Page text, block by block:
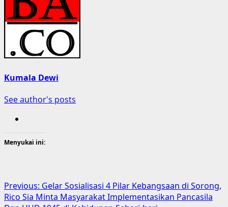
Kumala Dewi
See author's posts
Menyukai ini:
Post
Previous: Gelar Sosialisasi 4 Pilar Kebangsaan di Sorong,
Rico Sia Minta Masyarakat Implementasikan Pancasila